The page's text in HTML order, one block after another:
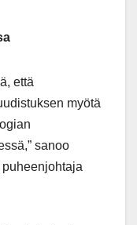
että
myötä
sanoo